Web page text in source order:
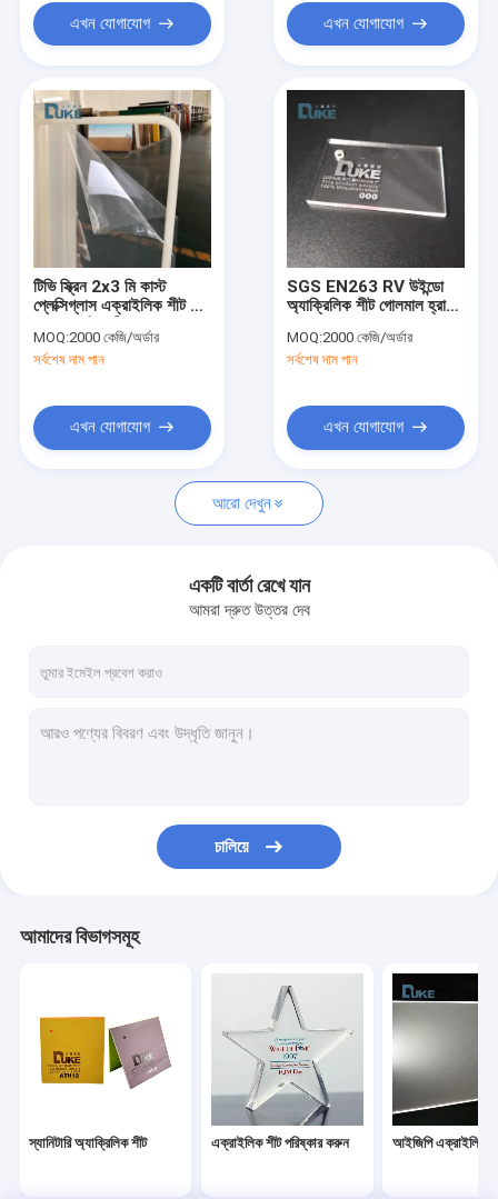
পণ্য
আমাদের সম্পর্কে
কারখানা ভ্রমণ
মান নিয়ন্ত্রণ
আমাদের সাথে যোগাযোগ করুন
উদ্ধৃতির জন্য আবেদন
স্যানিটারি অ্যাক্রিলিক শীট
শব্দ বাধা বেড়া
ধাক্কা প্রতিরোধী এক্রাইলিক
ইনফ্রারেড ফিল্টার এক্রাইলিক
এখন যোগাযোগ এখন যোগাযোগ
টিভি স্ক্রিন 2x3 মি কাস্ট
প্লেক্সিগ্লাস এক্রাইলিক শীট উচ্চ
MOQ:2000 কেজি/অর্ডার
সর্বশেষ দাম পান
এখন যোগাযোগ
SGS EN263 RV উইন্ডো
অ্যাক্রিলিক শীট গোলমাল হ্রাস
MOQ:2000 কেজি/অর্ডার
সর্বশেষ দাম পান
এখন যোগাযোগ
আরো দেখুন
একটি বার্তা রেখে যান
আমরা দ্রুত উত্তর দেব
চালিয়ে
আমাদের বিভাগসমূহ
স্যানিটারি অ্যাক্রিলিক শীট এক্রাইলিক শীট পরিষ্কার করুন আইজিপি এক্রাইলিক